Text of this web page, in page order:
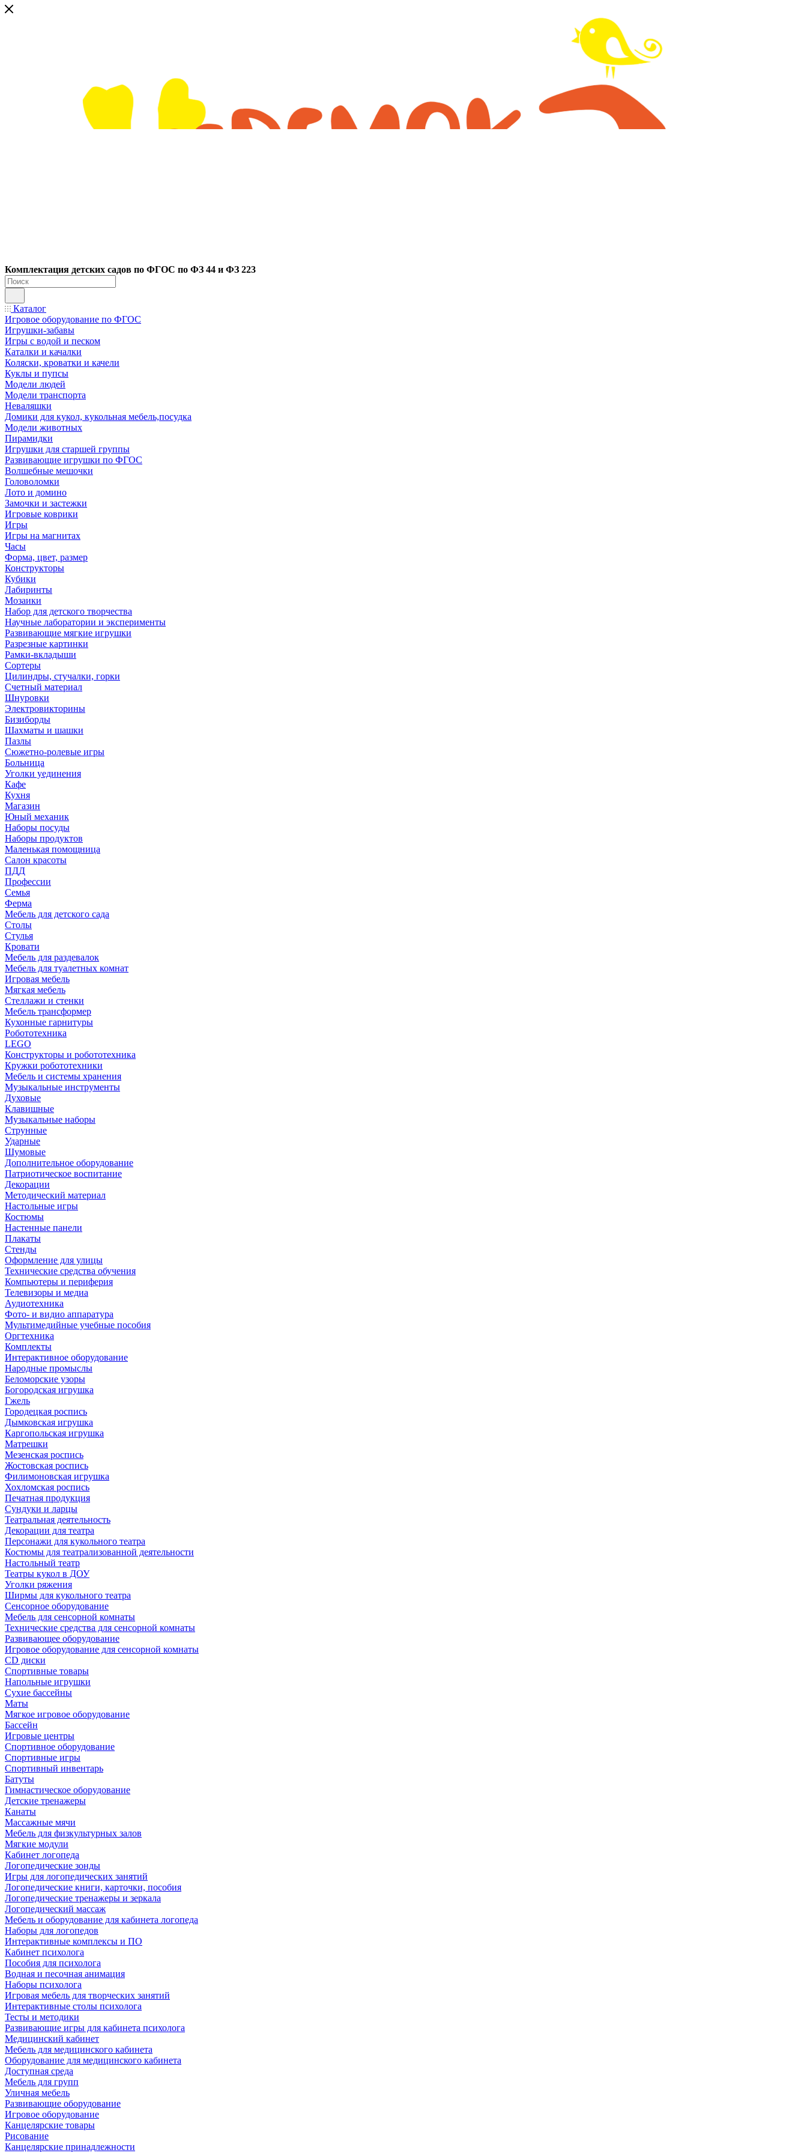
Комплектация детских садов по ФГОC по ФЗ 44 и ФЗ 223
Каталог
Игровое оборудование по ФГОС
Игрушки-забавы
Игры с водой и песком
Каталки и качалки
Коляски, кроватки и качели
Куклы и пупсы
Модели людей
Модели транспорта
Неваляшки
Домики для кукол, кукольная мебель,посудка
Модели животных
Пирамидки
Игрушки для старшей группы
Развивающие игрушки по ФГОС
Волшебные мешочки
Головоломки
Лото и домино
Замочки и застежки
Игровые коврики
Игры
Игры на магнитах
Часы
Форма, цвет, размер
Конструкторы
Кубики
Лабиринты
Мозаики
Набор для детского творчества
Научные лаборатории и эксперименты
Развивающие мягкие игрушки
Разрезные картинки
Рамки-вкладыши
Сортеры
Цилиндры, стучалки, горки
Счетный материал
Шнуровки
Электровикторины
Бизиборды
Шахматы и шашки
Пазлы
Сюжетно-ролевые игры
Больница
Уголки уединения
Кафе
Кухня
Магазин
Юный механик
Наборы посуды
Наборы продуктов
Маленькая помощница
Салон красоты
ПДД
Профессии
Семья
Ферма
Мебель для детского сада
Столы
Cтулья
Кровати
Мебель для раздевалок
Мебель для туалетных комнат
Игровая мебель
Мягкая мебель
Стеллажи и стенки
Мебель трансформер
Кухонные гарнитуры
Робототехника
LEGO
Конструкторы и робототехника
Кружки робототехники
Мебель и системы хранения
Музыкальные инструменты
Духовые
Клавишные
Музыкальные наборы
Струнные
Ударные
Шумовые
Дополнительное оборудование
Патриотическое воспитание
Декорации
Методический материал
Настольные игры
Костюмы
Настенные панели
Плакаты
Стенды
Оформление для улицы
Технические средства обучения
Компьютеры и периферия
Телевизоры и медиа
Аудиотехника
Фото- и видио аппаратура
Мультимедийные учебные пособия
Оргтехника
Комплекты
Интерактивное оборудование
Народные промыслы
Беломорские узоры
Богородская игрушка
Гжель
Городецкая роспись
Дымковская игрушка
Каргопольская игрушка
Матрешки
Мезенская роспись
Жостовская роспись
Филимоновская игрушка
Хохломская роспись
Печатная продукция
Сундуки и ларцы
Театральная деятельность
Декорации для театра
Персонажи для кукольного театра
Костюмы для театрализованной деятельности
Настольный театр
Театры кукол в ДОУ
Уголки ряжения
Ширмы для кукольного театра
Сенсорное оборудование
Мебель для сенсорной комнаты
Технические средства для сенсорной комнаты
Развивающее оборудование
Игровое оборудование для сенсорной комнаты
CD диски
Спортивные товары
Напольные игрушки
Сухие бассейны
Маты
Мягкое игровое оборудование
Бассейн
Игровые центры
Спортивное оборудование
Спортивные игры
Спортивный инвентарь
Батуты
Гимнастическое оборудование
Детские тренажеры
Канаты
Массажные мячи
Мебель для физкультурных залов
Мягкие модули
Кабинет логопеда
Логопедические зонды
Игры для логопедических занятий
Логопедические книги, карточки, пособия
Логопедические тренажеры и зеркала
Логопедический массаж
Мебель и оборудование для кабинета логопеда
Наборы для логопедов
Интерактивные комплексы и ПО
Кабинет психолога
Пособия для психолога
Водная и песочная анимация
Наборы психолога
Игровая мебель для творческих занятий
Интерактивные столы психолога
Тесты и методики
Развивающие игры для кабинета психолога
Медицинский кабинет
Мебель для медицинского кабинета
Оборудование для медицинского кабинета
Доступная среда
Мебель для групп
Уличная мебель
Развивающие оборудование
Игровое оборудование
Канцелярские товары
Рисование
Канцелярские принадлежности